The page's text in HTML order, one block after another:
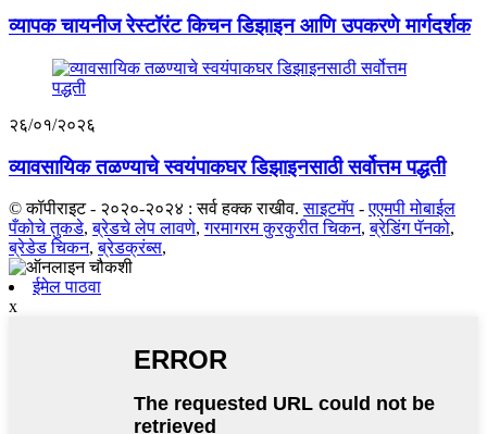
व्यापक चायनीज रेस्टॉरंट किचन डिझाइन आणि उपकरणे मार्गदर्शक
२६/०१/२०२६
व्यावसायिक तळण्याचे स्वयंपाकघर डिझाइनसाठी सर्वोत्तम पद्धती
© कॉपीराइट - २०२०-२०२४ : सर्व हक्क राखीव. साइटमॅप -एएमपी मोबाईल
पँकोचे तुकडे,ब्रेडचे लेप लावणे,गरमागरम कुरकुरीत चिकन,ब्रेडिंग पॅनको,
ब्रेडेड चिकन,ब्रेडक्रंब्स,
ईमेल पाठवा
x